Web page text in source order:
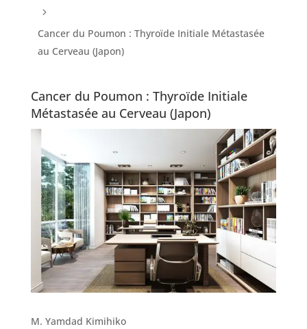
5
Cancer du Poumon : Thyroïde Initiale Métastasée
au Cerveau (Japon)
Cancer du Poumon : Thyroïde Initiale
Métastasée au Cerveau (Japon)
M. Yamdad Kimihiko